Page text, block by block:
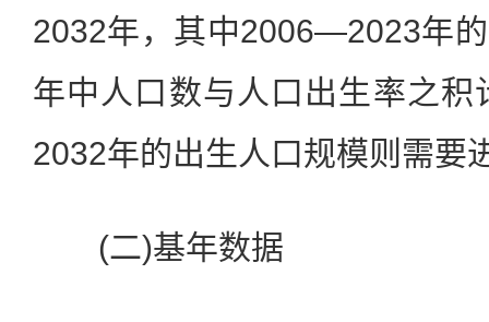
2032年，其中2006—2023年
年中人口数与人口出生率之
2032年的出生人口规模则需要
(二)基年数据